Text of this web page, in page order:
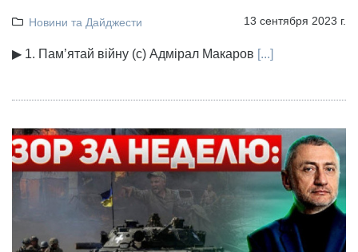
Новини та Дайджести 13 сентября 2023 г.
▶ 1. Пам’ятай війну (с) Адмірал Макаров [...]